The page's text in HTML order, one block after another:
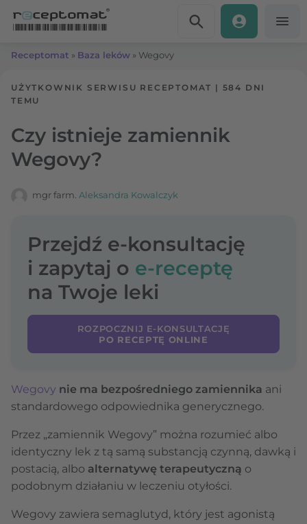
Receptomat » Baza leków » Wegovy
UŻYTKOWNIK SERWISU RECEPTOMAT | 584 DNI
TEMU
Czy istnieje zamiennik
Wegovy?
mgr farm. Aleksandra Kowalczyk
Przejdź e-konsultację
i zapytaj o e-receptę
na Twoje leki
ROZPOCZNIJ E-KONSULTACJĘ
PO RECEPTĘ ONLINE
Wegovy nie ma bezpośredniego zamiennika ani
standardowego odpowiednika generycznego.
Przez „zamiennik Wegovy” można rozumieć albo
identyczny lek z tą samą substancją czynną, dawką i
postacią, albo alternatywę terapeutyczną o
podobnym działaniu w leczeniu otyłości.
Wegovy zawiera semaglutyd, który jest agonistą